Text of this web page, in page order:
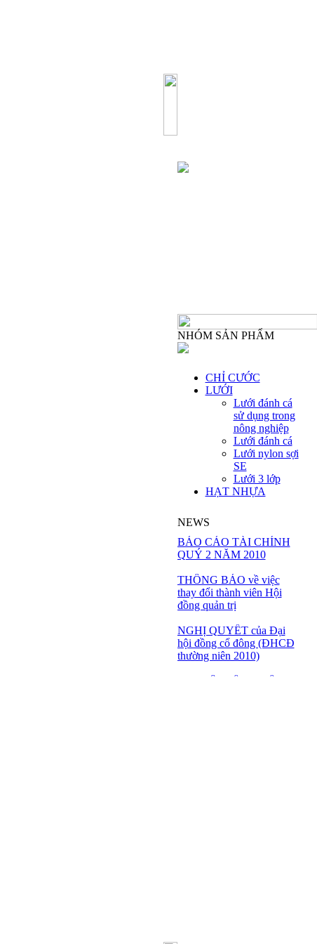
NHÓM SẢN PHẨM
CHỈ CƯỚC
LƯỚI
Lưới đánh cá
sử dụng trong
nông nghiệp
Lưới đánh cá
Lưới nylon sợi
SE
Lưới 3 lớp
HẠT NHỰA
NEWS
BÁO CÁO TÀI CHÍNH
QUÝ 2 NĂM 2010
THÔNG BÁO về việc
thay đổi thành viên Hội
đồng quản trị
NGHỊ QUYẾT của Đại
hội đồng cổ đông (ĐHCĐ
thường niên 2010)